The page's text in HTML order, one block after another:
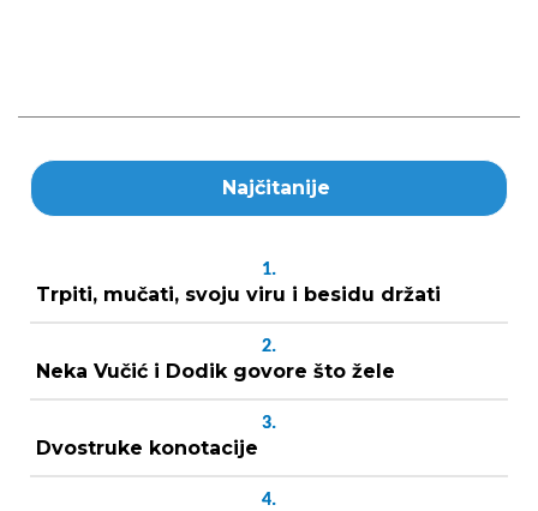
Najčitanije
1.
Trpiti, mučati, svoju viru i besidu držati
2.
Neka Vučić i Dodik govore što žele
3.
Dvostruke konotacije
4.